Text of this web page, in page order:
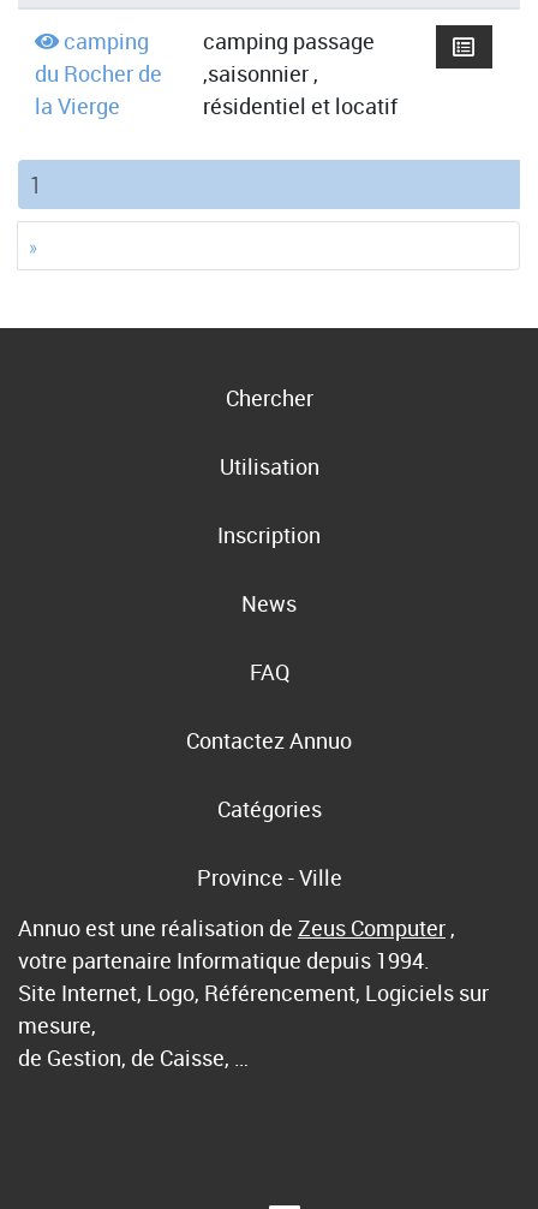
camping
du Rocher de
la Vierge
camping passage
,saisonnier ,
résidentiel et locatif
1
»
Chercher
Utilisation
Inscription
News
FAQ
Contactez Annuo
Catégories
Province - Ville
Annuo est une réalisation de Zeus Computer ,
votre partenaire Informatique depuis 1994.
Site Internet, Logo, Référencement, Logiciels sur
mesure,
de Gestion, de Caisse, …